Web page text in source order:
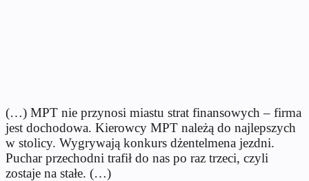
(…) MPT nie przynosi miastu strat finansowych – firma
jest dochodowa. Kierowcy MPT należą do najlepszych
w stolicy. Wygrywają konkurs dżentelmena jezdni.
Puchar przechodni trafił do nas po raz trzeci, czyli
zostaje na stałe. (…)